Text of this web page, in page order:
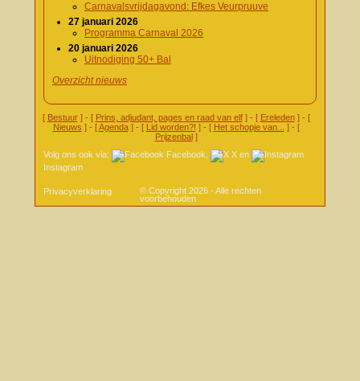
Carnavalsvrijdagavond: Efkes Veurpruuve
27 januari 2026
Programma Carnaval 2026
20 januari 2026
Uitnodiging 50+ Bal
Overzicht nieuws
[ Bestuur] - [ Prins, adjudant, pages en raad van elf] - [ Ereleden] - [
Nieuws ] - [Agenda] - [ Lid worden?! ] - [ Het schopje van...
] - [
Prijzenbal]
Volg ons ook via:
Facebook X en
Instagram
Privacyverklaring
© Copyright 2026 - Alle rechten
voorbehouden